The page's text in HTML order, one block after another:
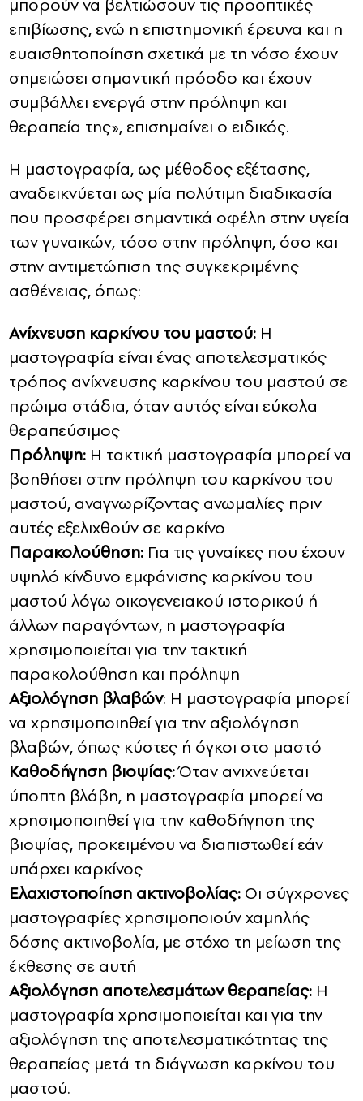
μπορούν να βελτιώσουν τις προοπτικές
επιβίωσης, ενώ η επιστημονική έρευνα και η
ευαισθητοποίηση σχετικά με τη νόσο έχουν
σημειώσει σημαντική πρόοδο και έχουν
συμβάλλει ενεργά στην πρόληψη και
θεραπεία της», επισημαίνει ο ειδικός.
Η μαστογραφία, ως μέθοδος εξέτασης,
αναδεικνύεται ως μία πολύτιμη διαδικασία
που προσφέρει σημαντικά οφέλη στην υγεία
των γυναικών, τόσο στην πρόληψη, όσο και
στην αντιμετώπιση της συγκεκριμένης
ασθένειας, όπως:
Ανίχνευση καρκίνου του μαστού: Η
μαστογραφία είναι ένας αποτελεσματικός
τρόπος ανίχνευσης καρκίνου του μαστού σε
πρώιμα στάδια, όταν αυτός είναι εύκολα
θεραπεύσιμος
Πρόληψη: Η τακτική μαστογραφία μπορεί να
βοηθήσει στην πρόληψη του καρκίνου του
μαστού, αναγνωρίζοντας ανωμαλίες πριν
αυτές εξελιχθούν σε καρκίνο
Παρακολούθηση: Για τις γυναίκες που έχουν
υψηλό κίνδυνο εμφάνισης καρκίνου του
μαστού λόγω οικογενειακού ιστορικού ή
άλλων παραγόντων, η μαστογραφία
χρησιμοποιείται για την τακτική
παρακολούθηση και πρόληψη
Αξιολόγηση βλαβών: Η μαστογραφία μπορεί
να χρησιμοποιηθεί για την αξιολόγηση
βλαβών, όπως κύστες ή όγκοι στο μαστό
Καθοδήγηση βιοψίας:Όταν ανιχνεύεται
ύποπτη βλάβη, η μαστογραφία μπορεί να
χρησιμοποιηθεί για την καθοδήγηση της
βιοψίας, προκειμένου να διαπιστωθεί εάν
υπάρχει καρκίνος
Ελαχιστοποίηση ακτινοβολίας: Οι σύγχρονες
μαστογραφίες χρησιμοποιούν χαμηλής
δόσης ακτινοβολία, με στόχο τη μείωση της
έκθεσης σε αυτή
Αξιολόγηση αποτελεσμάτων θεραπείας: Η
μαστογραφία χρησιμοποιείται και για την
αξιολόγηση της αποτελεσματικότητας της
θεραπείας μετά τη διάγνωση καρκίνου του
μαστού.